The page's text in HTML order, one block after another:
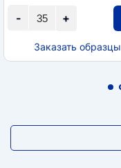
+
-
Заказать образцы